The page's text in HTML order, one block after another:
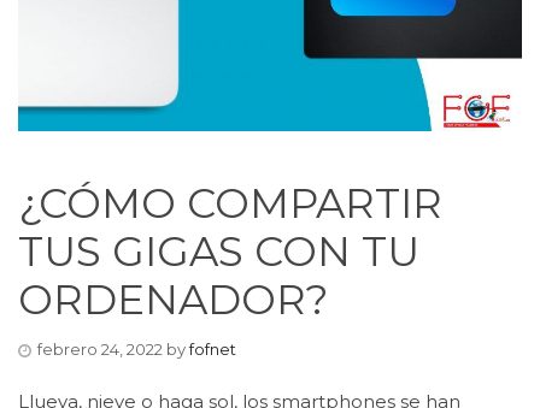
¿CÓMO COMPARTIR
TUS GIGAS CON TU
ORDENADOR?
febrero 24, 2022 byfofnet
Llueva, nieve o haga sol, los smartphones se han